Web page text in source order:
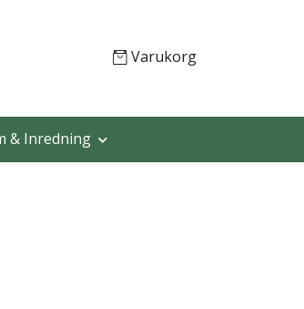
Varukorg
& Inredning